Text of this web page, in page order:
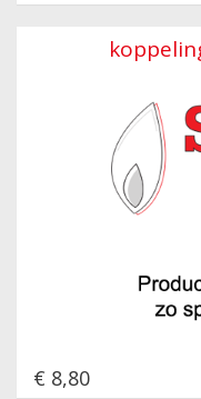
€ 8,80